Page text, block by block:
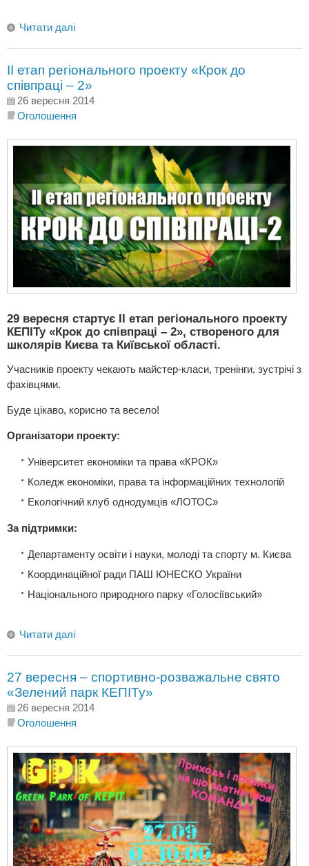
Читати далі
ІІ етап регіонального проекту «Крок до
співпраці – 2»
26 вересня 2014
Оголошення
29 вересня стартує ІІ етап регіонального проекту
КЕПІТу «Крок до співпраці – 2», створеного для
школярів Києва та Київської області.
Учасників проекту чекають майстер-класи, тренінги, зустрічі з
фахівцями.
Буде цікаво, корисно та весело!
Організатори проекту:
Університет економіки та права «КРОК»
Коледж економіки, права та інформаційних технологій
Екологічний клуб однодумців «ЛОТОС»
За підтримки:
Департаменту освіти і науки, молоді та спорту м. Києва
Координаційної ради ПАШ ЮНЕСКО України
Національного природного парку «Голосіївський»
Читати далі
27 вересня – спортивно-розважальне свято
«Зелений парк КЕПІТу»
26 вересня 2014
Оголошення